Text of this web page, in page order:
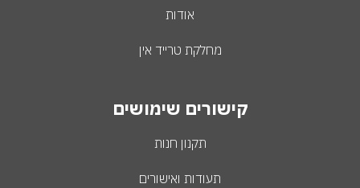
אודות
מחלקת טרייד אין
קישורים שימושים
תקנון חנות
תעודות ואישורים